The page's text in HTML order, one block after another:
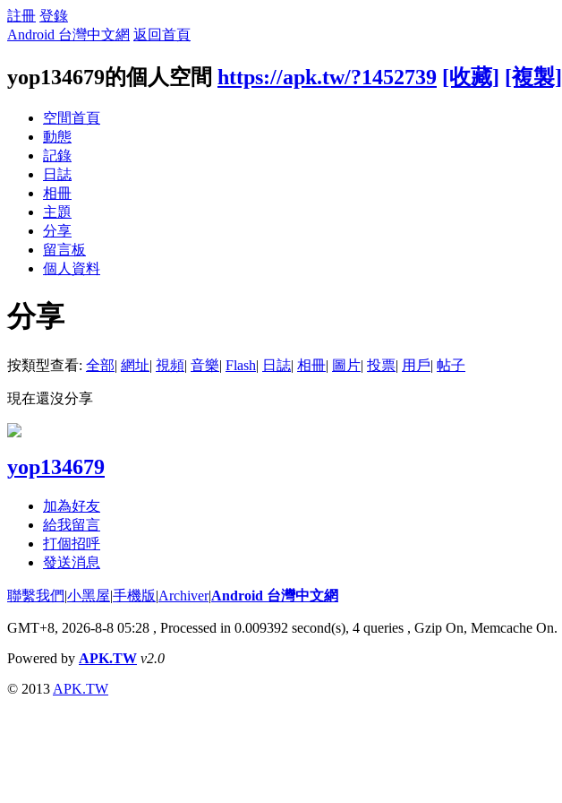
註冊 登錄
Android 台灣中文網 返回首頁
yop134679的個人空間 https://apk.tw/?1452739 [收藏] [複製]
空間首頁
動態
記錄
日誌
相冊
主題
分享
留言板
個人資料
分享
按類型查看: 全部| 網址| 視頻| 音樂| Flash| 日誌| 相冊| 圖片| 投票| 用戶| 帖子
現在還沒分享
yop134679
加為好友
給我留言
打個招呼
發送消息
聯繫我們|小黑屋|手機版|Archiver|Android 台灣中文網
GMT+8, 2026-8-8 05:28 , Processed in 0.009392 second(s), 4 queries , Gzip On, Memcache On.
Powered by APK.TW v2.0
© 2013 APK.TW